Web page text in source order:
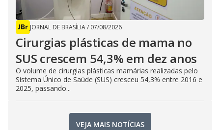
JORNAL DE BRASÍLIA/ 07/08/2026
Cirurgias plásticas de mama no
SUS crescem 54,3% em dez anos
O volume de cirurgias plásticas mamárias realizadas pelo
Sistema Único de Saúde (SUS) cresceu 54,3% entre 2016 e
2025, passando...
VEJA MAIS NOTÍCIAS